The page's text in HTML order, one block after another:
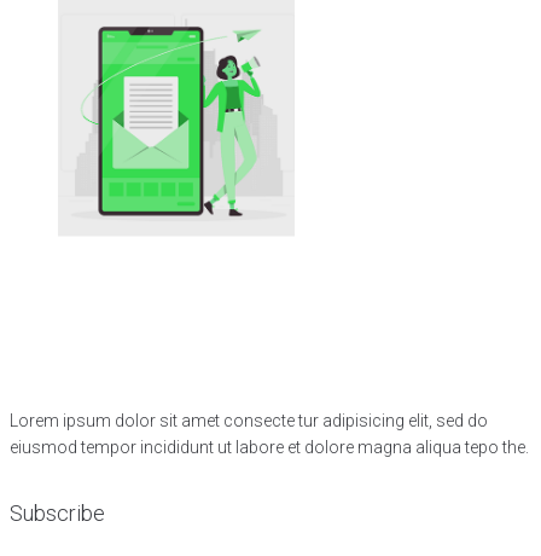
Lorem ipsum dolor sit amet consecte tur adipisicing elit, sed do
eiusmod tempor incididunt ut labore et dolore magna aliqua tepo the.
Subscribe